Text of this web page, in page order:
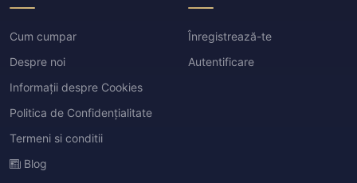
Cum cumpar
Despre noi
Informații despre Cookies
Politica de Confidențialitate
Termeni si conditii
Blog
Înregistrează-te
Autentificare